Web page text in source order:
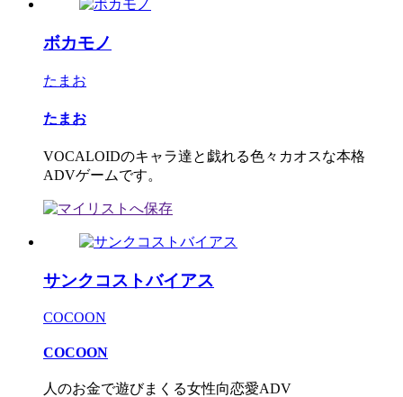
ボカモノ
たまお
たまお
VOCALOIDのキャラ達と戯れる色々カオスな本格
ADVゲームです。
サンクコストバイアス
COCOON
COCOON
人のお金で遊びまくる女性向恋愛ADV